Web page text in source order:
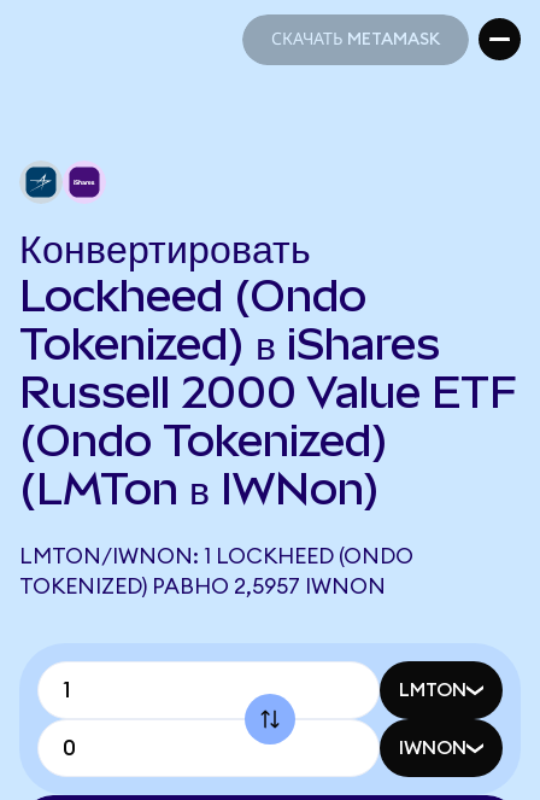
СКАЧАТЬ METAMASK
Конвертировать
Lockheed (Ondo
Tokenized) в iShares
Russell 2000 Value ETF
(Ondo Tokenized)
(LMTon в IWNon)
LMTON/IWNON: 1 LOCKHEED (ONDO
TOKENIZED) РАВНО 2,5957 IWNON
LMTON
IWNON